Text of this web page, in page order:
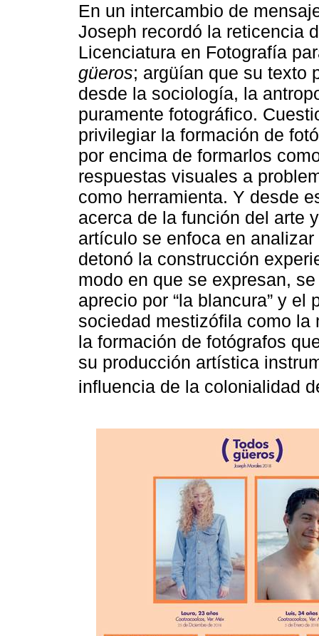
En un intercambio de
Joseph recordó la reticencia
Licenciatura en Fotografía
güeros; argüían que su texto
desde la sociología, la
puramente fotográfico.
privilegiar la formación de
por encima de formarlos
respuestas visuales a
como herramienta. Y desde
acerca de la función del arte
artículo se enfoca en
detonó la construcción
modo en que se expresan,
aprecio por “la blancura” y el
sociedad mestizófila como la
la formación de fotógrafos
su producción artística
influencia de la colonialidad